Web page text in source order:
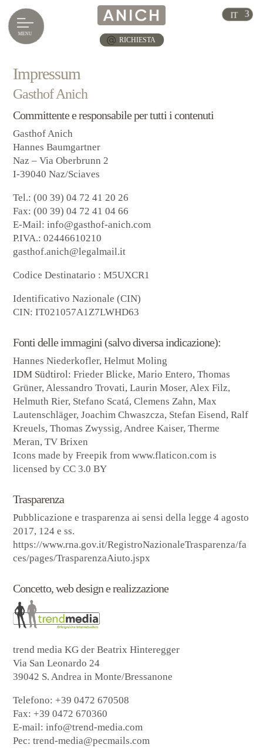
RICHIESTA
IT
Impressum
Gasthof Anich
Committente e responsabile per tutti i contenuti
Gasthof Anich
Hannes Baumgartner
Naz – Via Oberbrunn 2
I-39040 Naz/Sciaves
Tel.: (00 39) 04 72 41 20 26
Fax: (00 39) 04 72 41 04 66
E-Mail: info@gasthof-anich.com
P.IVA.: 02446610210
gasthof.anich@legalmail.it
Codice Destinatario : M5UXCR1
Identificativo Nazionale (CIN)
CIN: IT021057A1Z7LWHD63
Fonti delle immagini (salvo diversa indicazione):
Hannes Niederkofler, Helmut Moling
IDM Südtirol: Frieder Blicke, Mario Entero, Thomas
Grüner, Alessandro Trovati, Laurin Moser, Alex Filz,
Helmuth Rier, Stefano Scatá, Clemens Zahn, Max
Lautenschläger, Joachim Chwaszcza, Stefan Eisend, Ralf
Kreuels, Thomas Zwyssig, Andree Kaiser, Therme
Meran, TV Brixen
Icons made byFreepik fromwww.flaticon.com is
licensed byCC 3.0 BY
Trasparenza
Pubblicazione e trasparenza ai sensi della legge 4 agosto
2017, 124 e ss.
https://www.rna.gov.it/RegistroNazionaleTrasparenza/fa
ces/pages/TrasparenzaAiuto.jspx
Concetto, web design e realizzazione
trend media KG der Beatrix Hinteregger
Via San Leonardo 24
39042 S. Andrea in Monte/Bressanone
Telefono: +39 0472 670508
Fax: +39 0472 670360
E-mail:info@trend-media.com
Pec:trend-media@pecmails.com